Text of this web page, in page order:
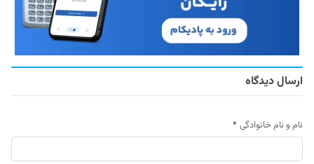
ارسال دیدگاه
نام و نام خانوادگی *